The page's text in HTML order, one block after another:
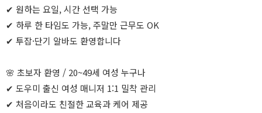
✔ 원하는 요일, 시간 선택 가능
✔ 하루 한 타임도 가능, 주말만 근무도 OK
✔ 투잡·단기 알바도 환영합니다
🌸 초보자 환영 / 20~49세 여성 누구나
✔ 도우미 출신 여성 매니저 1:1 밀착 관리
✔ 처음이라도 친절한 교육과 케어 제공